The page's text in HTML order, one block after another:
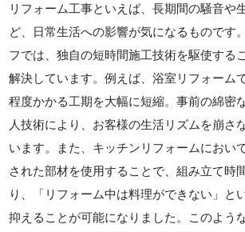
リフォーム工事といえば、長期間の騒音や
ど、日常生活への影響が気になるものです
フでは、独自の短時間施工技術を駆使する
解決しています。例えば、浴室リフォーム
程度かかる工期を大幅に短縮。事前の綿密
人技術により、お客様の生活リズムを崩さ
います。また、キッチンリフォームにおい
された部材を使用することで、組み立て時
り、「リフォーム中は料理ができない」と
抑えることが可能になりました。このよう